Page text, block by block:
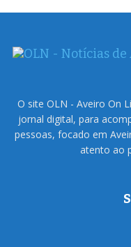
O site OLN - Aveiro On
jornal digital, para
pessoas, focado em
atento ao